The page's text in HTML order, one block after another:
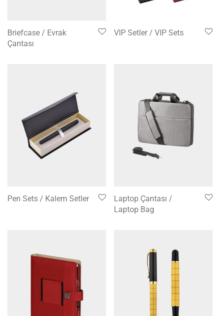
Briefcase / Evrak
Çantası
VIP Setler / VIP Sets
Pen Sets / Kalem Setler
Laptop Çantası /
Laptop Bag